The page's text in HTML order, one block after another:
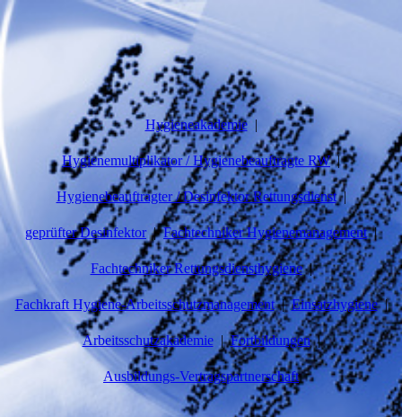
Hygieneakademie
Hygienemultiplikator / Hygienebeauftragte RW
Hygienebeauftragter / Desinfektor Rettungsdienst
geprüfter Desinfektor Fachtechniker Hygienemanagement
Fachtechniker Rettungsdiensthygiene
Fachkraft Hygiene-Arbeitsschutzmanagement Einsatzhygiene
Arbeitsschutzakademie Fortbildungen
Ausbildungs-Vertragspartnerschaft